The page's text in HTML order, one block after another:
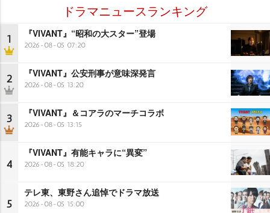
ドラマニュースランキング
1 『VIVANT』“昭和の大スター”登場
2026-08-05 07:20
2 『VIVANT』公安刑事が意味深発言
2026-08-05 13:20
3 『VIVANT』＆コアラのマーチコラボ
2026-08-05 13:15
4
『VIVANT』有能キャラに“異変”
2026-08-05 18:20
5
テレ東、東野さん追悼でドラマ放送
2026-08-05 15:00